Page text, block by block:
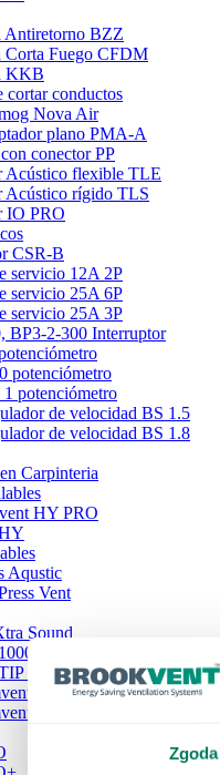
Zgoda
Antiretorno BZZ
Corta Fuego CFDM
KKB
cortar conductos
Nova Air
plano PMA-A
conector PP
Acústico flexible TLE
Acústico rígido TLS
IO PRO
CSR-B
servicio 12A 2P
servicio 25A 6P
servicio 25A 3P
BP3-2-300 Interruptor
potenciómetro
potenciómetro
de velocidad BS 1.5
de velocidad BS 1.8
Carpinteria
HY PRO
Aqustic
Vent
Sound
VENT
Select S13
Xtra S13